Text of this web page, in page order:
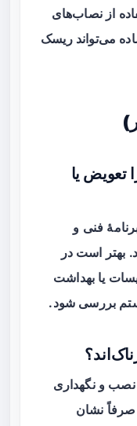
از نصاب‌های
می‌تواند ریسک
تعویض یا
فنی و
است در
یا بهداشت
بررسی شود.
نصب و نگهداری
صرفاً نشان